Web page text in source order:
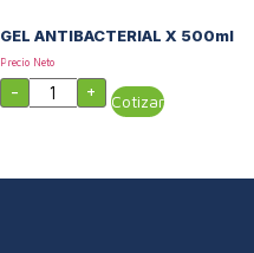
GEL ANTIBACTERIAL X 500ml
Precio Neto
- + Cotizar